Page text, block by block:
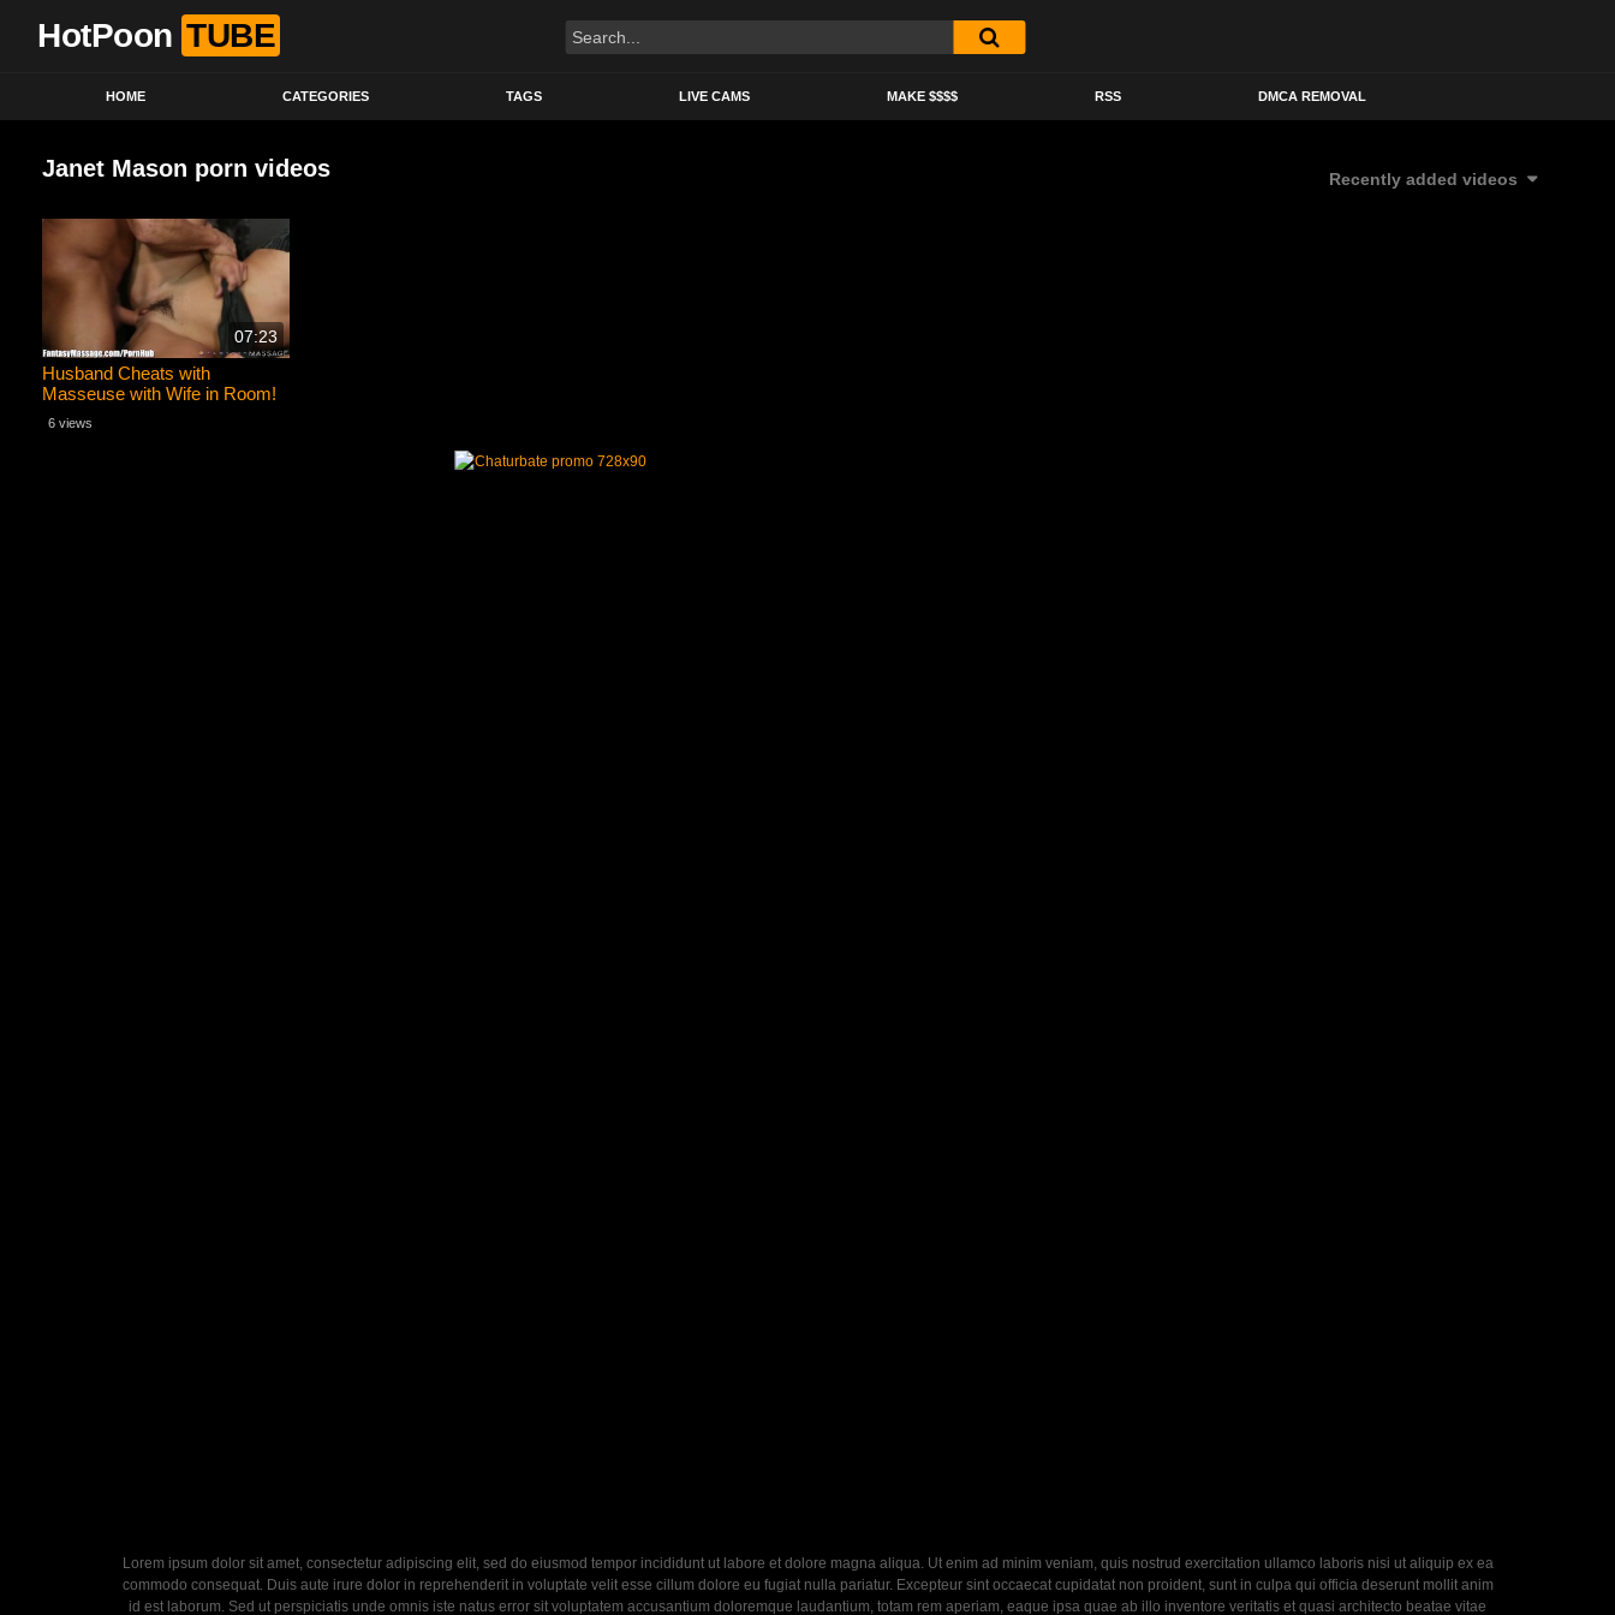
HotPoon TUBE
HOME CATEGORIES TAGS LIVE CAMS MAKE $$$$ RSS DMCA REMOVAL
Janet Mason porn videos Recently added videos
07:23
Husband Cheats with
Masseuse with Wife in Room!
6 views
Lorem ipsum dolor sit amet, consectetur adipiscing elit, sed do eiusmod tempor incididunt ut labore et dolore magna aliqua. Ut enim ad minim veniam, quis nostrud exercitation ullamco laboris nisi ut aliquip ex ea
commodo consequat. Duis aute irure dolor in reprehenderit in voluptate velit esse cillum dolore eu fugiat nulla pariatur. Excepteur sint occaecat cupidatat non proident, sunt in culpa qui officia deserunt mollit anim
id est laborum. Sed ut perspiciatis unde omnis iste natus error sit voluptatem accusantium doloremque laudantium, totam rem aperiam, eaque ipsa quae ab illo inventore veritatis et quasi architecto beatae vitae